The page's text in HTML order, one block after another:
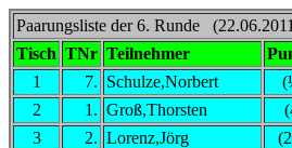
Paarungsliste der 6. Runde
Tisch TNr Teilnehmer
1
7. Schulze,Norbert
2
1. Groß,Thorsten
3
2. Lorenz,Jörg